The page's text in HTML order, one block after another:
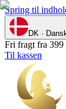
Spring til
DK ·
Fri fragt fra 399
Til kassen